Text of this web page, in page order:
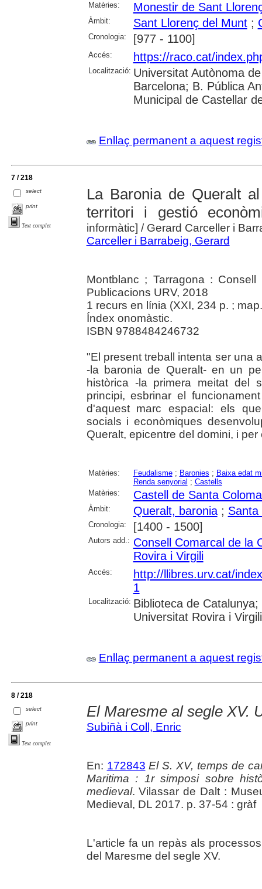
Matèries: Monestir de Sant
Àmbit: Sant Llorenç del Munt;
Cronologia: [977 - 1100]
Accés: https://raco.cat/
Localització: Universitat Autònoma
Barcelona; B. Pública
Municipal de Castellar
Enllaç permanent a aquest
7 / 218
select
print
Text complet
La Baronia de Queralt
territori i gestió
informàtic] / Gerard Carceller i
Carceller i Barrabeig, Gerard
Montblanc ; Tarragona :
Publicacions URV, 2018
1 recurs en línia (XXI, 234 p. ;
Índex onomàstic.
ISBN 9788484246732
"El present treball intenta ser una
-la baronia de Queralt- en un
històrica -la primera meitat del
principi, esbrinar el
d'aquest marc espacial: els
socials i econòmiques
Queralt, epicentre del domini, i
Matèries: Feudalisme; Baronies ; Baixa edat
Renda senyorial ; Castells
Matèries:
Castell de Santa
Àmbit: Queralt, baronia; Santa
Cronologia: [1400 - 1500]
Autors add.: Consell Comarcal de la
Rovira i Virgili
Accés:
http://llibres.urv.cat/
1
Localització: Biblioteca de
Universitat Rovira i Virgili
Enllaç permanent a aquest
8 / 218
select
print
Text complet
El Maresme al segle XV.
Subiñà i Coll, Enric
En: 172843 El S. XV, temps de
Maritima : 1r simposi sobre
medieval. Vilassar de Dalt :
Medieval, DL 2017. p. 37-54 : gràf
L'article fa un repàs als
del Maresme del segle XV.